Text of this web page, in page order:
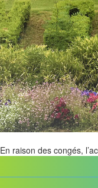
En raison des congés,